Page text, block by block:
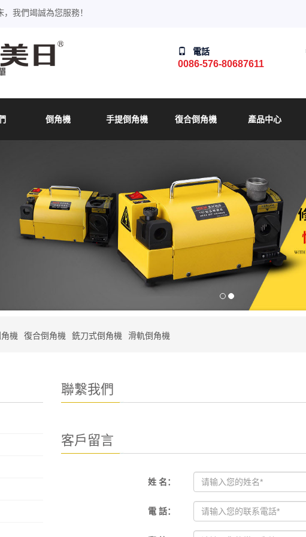
我們竭誠為您服務！
電話
0086-576-80687611
倒角機 手提倒角機 復合倒角機 產品中心
機 復合倒角機 銑刀式倒角機 滑軌倒角機
聯繫我們
客戶留言
姓 名：
電 話：